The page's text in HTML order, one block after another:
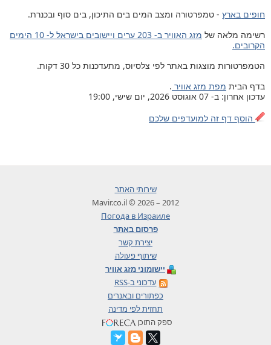
חופים בארץ - טמפרטורה ומצב המים בים התיכון, בים סוף ובכנרת.
רשימה מלאה של
מזג האוויר ב- 203 ערים ויישובים בישראל ל- 10 הימים
הקרובים.
הטמפרטורות מוצגות באתר לפי צלסיוס, מתעדכנות כל 30 דקות.
בדף הבית מפת מזג אוויר .
עדכון אחרון: ב- 07 אוגוסט 2026, יום שישי, 19:00
הוסף דף זה למועדפים שלכם
שירותי האתר
2012 – 2026 © Mavir.co.il
Погода в Израиле
פרסום באתר
יצירת קשר
שיתוף פעולה
יישומוני מזג אוויר
עדכוני ב-RSS
כפתורים ובאנרים
תחזית לפי מדינה
ספק התוכן